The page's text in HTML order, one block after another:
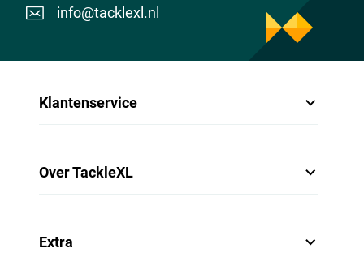
info@tacklexl.nl
Klantenservice
Over TackleXL
Extra